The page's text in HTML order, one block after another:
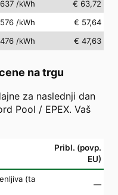
/kWh
€ 63,72
/kWh
€ 57,64
/kWh € 47,63
na trgu
za naslednji dan
Pool / EPEX. Vaš
Pribl. (povp.
EU)
(ta
—